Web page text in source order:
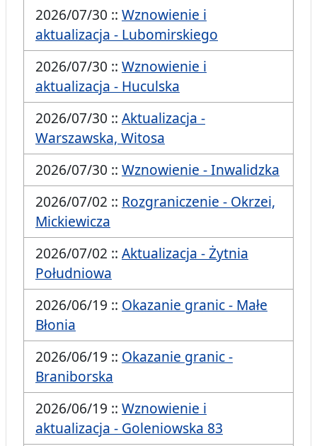
2026/07/30 :: Wznowienie i
aktualizacja - Lubomirskiego
2026/07/30 :: Wznowienie i
aktualizacja - Huculska
2026/07/30 :: Aktualizacja -
Warszawska, Witosa
2026/07/30 :: Wznowienie - Inwalidzka
2026/07/02 :: Rozgraniczenie - Okrzei,
Mickiewicza
2026/07/02 :: Aktualizacja - Żytnia
Południowa
2026/06/19 :: Okazanie granic - Małe
Błonia
2026/06/19 :: Okazanie granic -
Braniborska
2026/06/19 :: Wznowienie i
aktualizacja - Goleniowska 83